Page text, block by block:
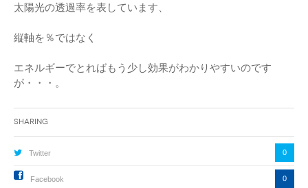
太陽光の透過率を表しています、
縦軸を％ではなく
エネルギーでとればもう少し効果がわかりやすいのです
が・・・。
Sharing
Twitter 0
Facebook 0